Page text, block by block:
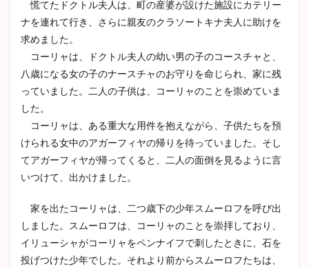
を訪
れる
アレ
クセ
イ
2.6
イワ
るア
レク
セイ
2.7
スメ
ルジ
フの
最後
慌てたドクトル夫人は、町の産婆が設けた施設にカテリー
ナを連れて行き、さらに親友のクラソートキナ夫人に助けを
求めました。
コーリャは、ドクトル夫人の幼い男の子のコースチャと、
八歳になる女の子のナースチャのお守りを命じられ、家に残
っていました。二人の子供は、コーリャのことを崇めていま
した。
コーリャは、ある重大な用件を抱えながら、子供たちを預
けられる女中のアガーフィヤの帰りを待っていました。そし
てアガーフィヤが帰ってくると、二人の面倒を見るように言
いつけて、出かけました。
家を出たコーリャは、二つ歳下の少年スムーロフを呼び出
しました。スムーロフは、コーリャのことを崇拝しており、
イリューシャがコーリャをペンナイフで刺したときに、石を
投げつけた少年でした。それより前からスムーロフたちは、